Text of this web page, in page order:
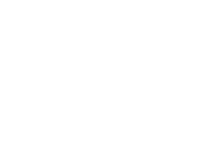
€ SB + Schutzbrief!
mit anderen